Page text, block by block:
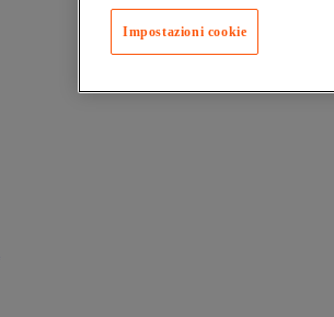
Impostazioni cookie